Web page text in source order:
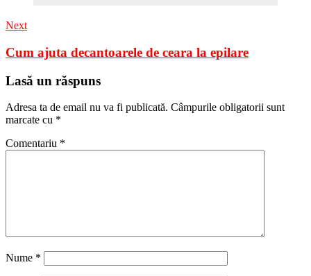
Next
Cum ajuta decantoarele de ceara la epilare
Lasă un răspuns
Adresa ta de email nu va fi publicată. Câmpurile obligatorii sunt
marcate cu *
Comentariu *
Nume *